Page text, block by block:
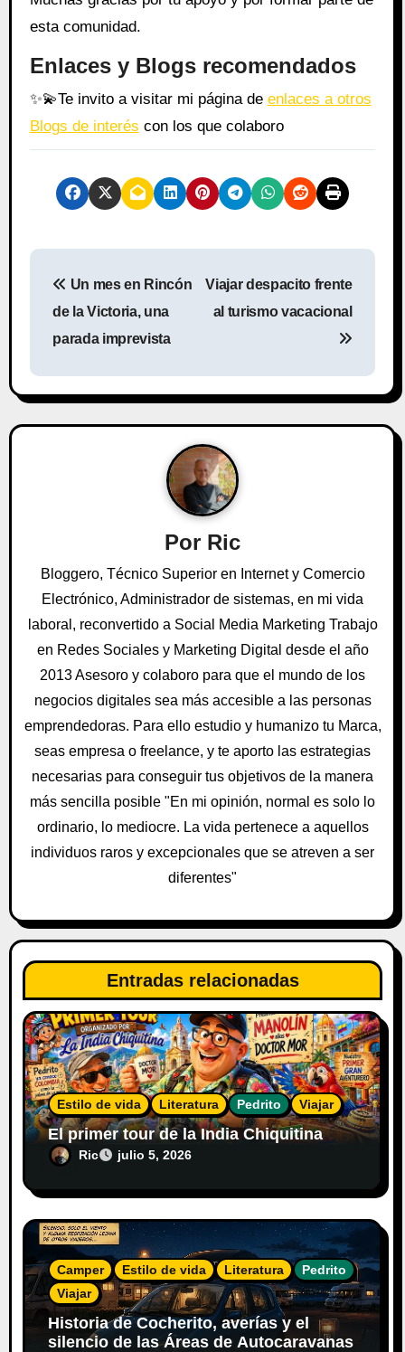
esta comunidad.
Enlaces y Blogs recomendados
✨💫Te invito a visitar mi página de enlaces a otros
Blogs de interés con los que colaboro
e
g
ó
n
d
e
e
n
t
r
a
a
s
Un mes en Rincón
de la Victoria, una
parada imprevista
Viajar despacito frente
al turismo vacacional
Por Ric
Bloggero, Técnico Superior en Internet y Comercio
Electrónico, Administrador de sistemas, en mi vida
laboral, reconvertido a Social Media Marketing Trabajo
en Redes Sociales y Marketing Digital desde el año
2013 Asesoro y colaboro para que el mundo de los
negocios digitales sea más accesible a las personas
emprendedoras. Para ello estudio y humanizo tu Marca,
seas empresa o freelance, y te aporto las estrategias
necesarias para conseguir tus objetivos de la manera
más sencilla posible "En mi opinión, normal es solo lo
ordinario, lo mediocre. La vida pertenece a aquellos
individuos raros y excepcionales que se atreven a ser
diferentes"
Entradas relacionadas
Estilo de vida Literatura Pedrito Viajar
El primer tour de la India Chiquitina
Ric julio 5, 2026
Camper Estilo de vida Literatura
Pedrito
Viajar
Historia de Cocherito, averías y el
silencio de las Áreas de Autocaravanas